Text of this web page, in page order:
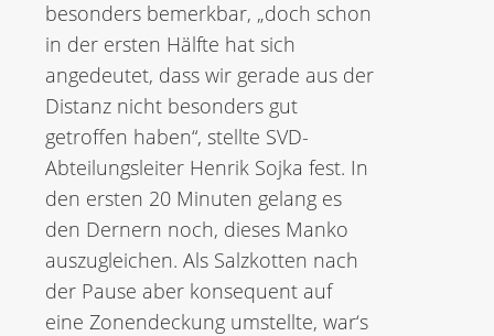
besonders bemerkbar, „doch schon
in der ersten Hälfte hat sich
angedeutet, dass wir gerade aus der
Distanz nicht besonders gut
getroffen haben“, stellte SVD-
Abteilungsleiter Henrik Sojka fest. In
den ersten 20 Minuten gelang es
den Dernern noch, dieses Manko
auszugleichen. Als Salzkotten nach
der Pause aber konsequent auf
eine Zonendeckung umstellte, war‘s